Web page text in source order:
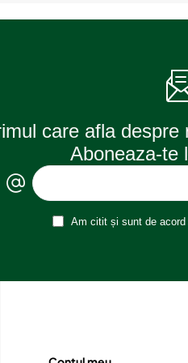
Cauciuc,
care afla
Aboneaza-te
Am citit și sunt de acord